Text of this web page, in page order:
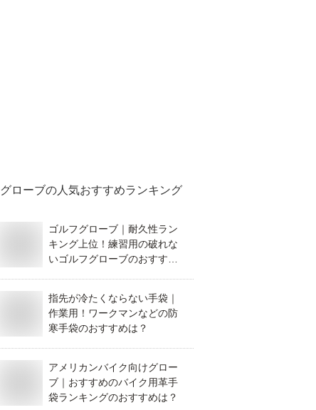
グローブの人気おすすめランキング
ゴルフグローブ｜耐久性ラン
キング上位！練習用の破れな
いゴルフグローブのおすすめ
指先が冷たくならない手袋｜
作業用！ワークマンなどの防
寒手袋のおすすめは？
アメリカンバイク向けグロー
ブ｜おすすめのバイク用革手
袋ランキングのおすすめは？